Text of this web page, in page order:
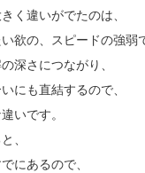
く違いがでたのは、
欲の、スピードの強弱
深さにつながり、
にも直結するので、
いです。
、
にあるので、